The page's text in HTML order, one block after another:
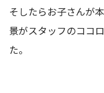
そしたらお子さん
景がスタッフのココ
た。